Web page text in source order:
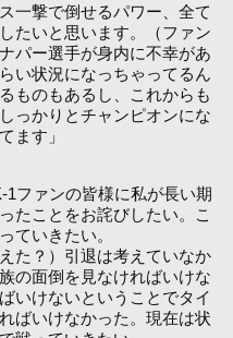
一撃で倒せるパワー、全て
たいと思います。（ファン
パー選手が身内に不幸があ
い状況になっちゃってるん
ものもあるし、これからも
っかりとチャンピオンにな
ます」
1ファンの皆様に私が長い期
たことをお詫びしたい。こ
ていきたい。
た？）引退は考えていなか
の面倒を見なければいけな
いけないということでタイ
ばいけなかった。現在は状